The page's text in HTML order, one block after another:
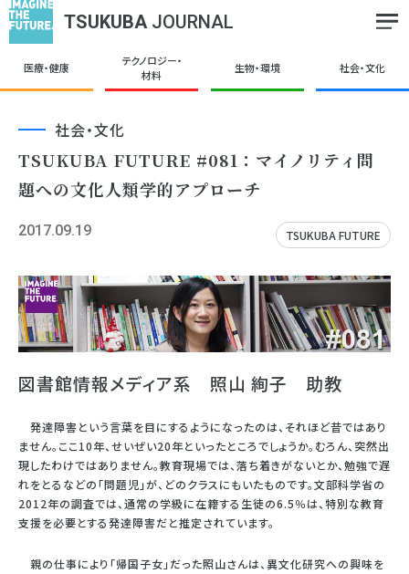
TSUKUBA JOURNAL
医療・健康
テクノロジー・
材料
生物・環境 社会・文化
社会・文化
TSUKUBA FUTURE #081：マイノリティ問
題への文化人類学的アプローチ
2017.09.19 TSUKUBA FUTURE
図書館情報メディア系 照山 絢子 助教
発達障害という言葉を目にするようになったのは、それほど昔ではあり
ません。ここ10年、せいぜい20年といったところでしょうか。むろん、突然出
現したわけではありません。教育現場では、落ち着きがないとか、勉強で遅
れをとるなどの「問題児」が、どのクラスにもいたものです。文部科学省の
2012年の調査では、通常の学級に在籍する生徒の6.5％は、特別な教育
支援を必要とする発達障害だと推定されています。
親の仕事により「帰国子女」だった照山さんは、異文化研究への興味を